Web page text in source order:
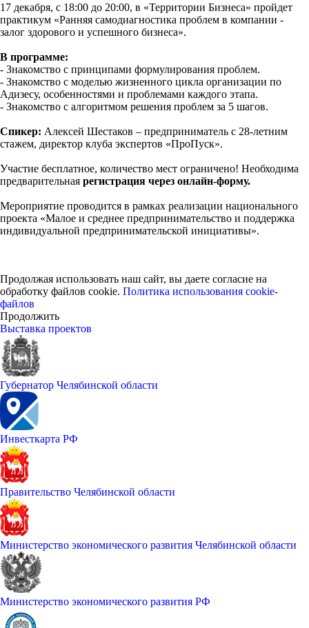
17 декабря, с 18:00 до 20:00, в «Территории Бизнеса» пройдет
практикум «Ранняя самодиагностика проблем в компании -
залог здорового и успешного бизнеса».
В программе:
- Знакомство с принципами формулирования проблем.
- Знакомство с моделью жизненного цикла организации по
Адизесу, особенностями и проблемами каждого этапа.
- Знакомство с алгоритмом решения проблем за 5 шагов.
Спикер: Алексей Шестаков – предприниматель с 28-летним
стажем, директор клуба экспертов «ПроПуск».
Участие бесплатное, количество мест ограничено! Необходима
предварительная регистрация через онлайн-форму.
Мероприятие проводится в рамках реализации национального
проекта «Малое и среднее предпринимательство и поддержка
индивидуальной предпринимательской инициативы».
Продолжая использовать наш сайт, вы даете согласие на
обработку файлов cookie. Политика использования cookie-
файлов
Продолжить
Выставка проектов
Губернатор Челябинской области
Инвесткарта РФ
Правительство Челябинской области
Министерство экономического развития Челябинской области
Министерство экономического развития РФ